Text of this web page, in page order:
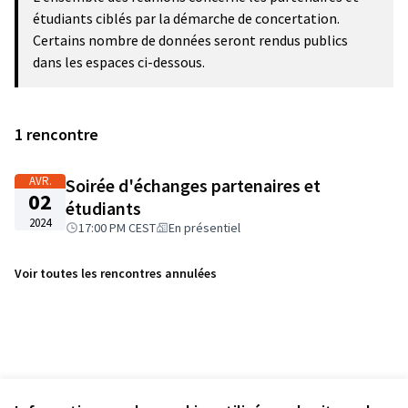
étudiants ciblés par la démarche de concertation.
Certains nombre de données seront rendus publics
dans les espaces ci-dessous.
1 rencontre
AVR.
02
2024
Soirée d'échanges partenaires et
étudiants
17:00 PM CEST En présentiel
Voir toutes les rencontres annulées